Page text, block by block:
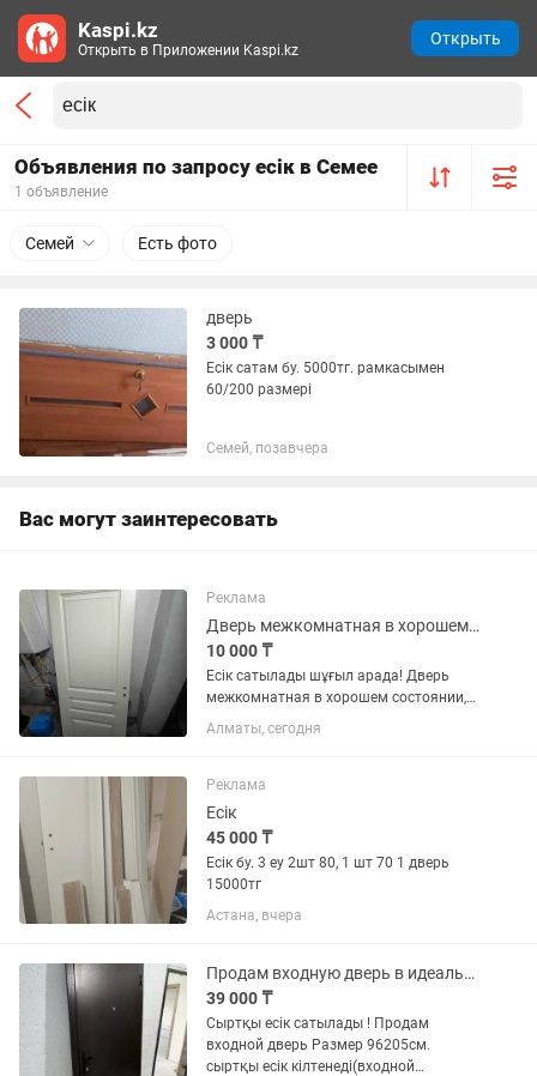
Объявления по запросу есік в Семее
1 объявление
Семей Есть фото
дверь
3 000 ₸
Есік сатам бу. 5000тг. рамкасымен
60/200 размері
Семей, позавчера
Вас могут заинтересовать
Реклама
Дверь межкомнатная в хорошем состоянии
10 000 ₸
Есік сатылады шұғыл арада! Дверь
межкомнатная в хорошем состоянии,
размер 80см 2м, срочно продаём!!!
Алматы, сегодня
Реклама
Есік
45 000 ₸
Есік бу. 3 еу 2шт 80, 1 шт 70 1 дверь
15000тг
Астана, вчера
Продам входную дверь в идеальном состояние
39 000 ₸
Сыртқы есік сатылады ! Продам
входной дверь Размер 96205см.
сыртқы есік кілтенеді(входной
Kaspi.kz
Открыть в Приложении Kaspi.kz
Открыть